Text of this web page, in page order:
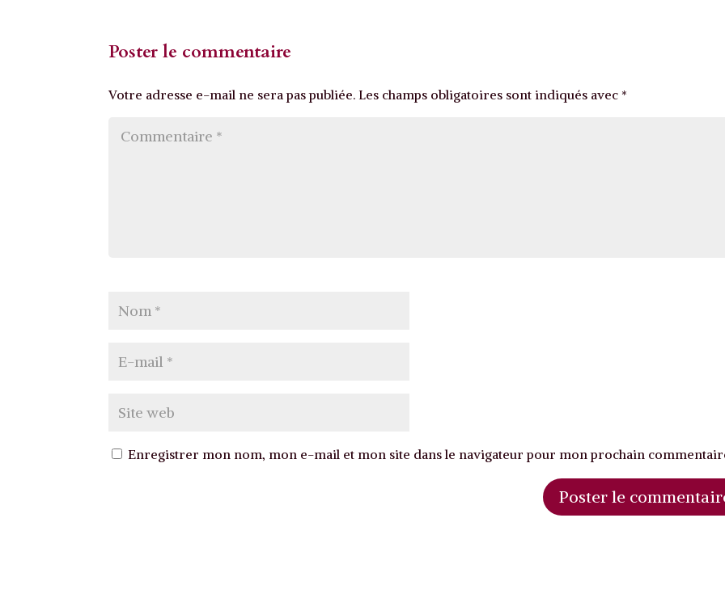
Poster le commentaire
Votre adresse e-mail ne sera pas publiée. Les champs obligatoires sont indiqués avec *
Enregistrer mon nom, mon e-mail et mon site dans le navigateur pour mon prochain